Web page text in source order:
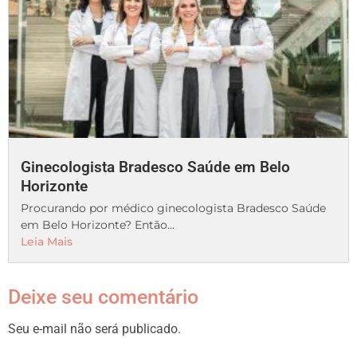
Ginecologista Bradesco Saúde em Belo
Horizonte
Procurando por médico ginecologista Bradesco Saúde
em Belo Horizonte? Então...
Leia Mais
Deixe seu comentário
Seu e-mail não será publicado.